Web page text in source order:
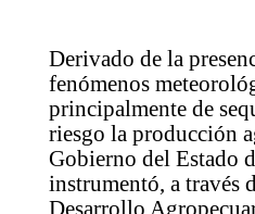
Derivado de la
fenómenos
principalmente de
riesgo la producción
Gobierno del Estado
instrumentó, a través
Desarrollo